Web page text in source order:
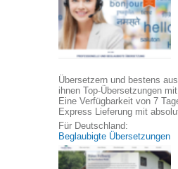
Übersetzern und bestens
ihnen Top-Übersetzungen
Eine Verfügbarkeit von 7
Express Lieferung mit
Für Deutschland:
Beglaubigte Übersetzungen